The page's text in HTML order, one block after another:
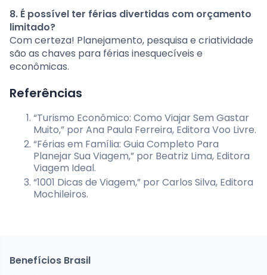
8. É possível ter férias divertidas com orçamento
limitado?
Com certeza! Planejamento, pesquisa e criatividade
são as chaves para férias inesquecíveis e
econômicas.
Referências
“Turismo Econômico: Como Viajar Sem Gastar
Muito,” por Ana Paula Ferreira, Editora Voo Livre.
“Férias em Família: Guia Completo Para
Planejar Sua Viagem,” por Beatriz Lima, Editora
Viagem Ideal.
“1001 Dicas de Viagem,” por Carlos Silva, Editora
Mochileiros.
Benefícios Brasil